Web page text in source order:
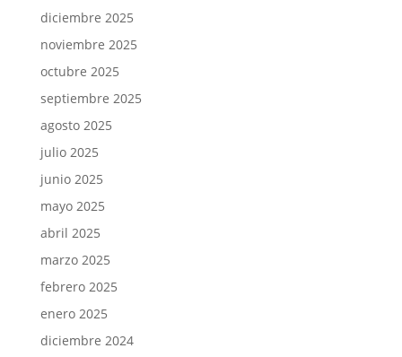
diciembre 2025
noviembre 2025
octubre 2025
septiembre 2025
agosto 2025
julio 2025
junio 2025
mayo 2025
abril 2025
marzo 2025
febrero 2025
enero 2025
diciembre 2024